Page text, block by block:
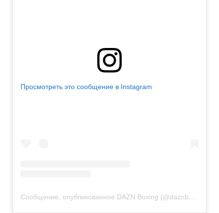
Просмотреть это сообщение в Instagram
Сообщение, опубликованное DAZN Boxing (@daznboxing)